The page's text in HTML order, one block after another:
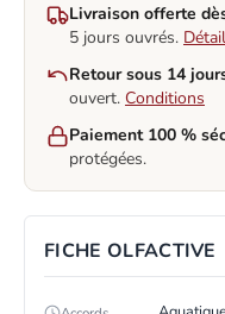
Livraison offerte
5 jours ouvrés.
Retour sous 14
ouvert. Conditions
Paiement 100 %
protégées.
FICHE OLFACTIVE